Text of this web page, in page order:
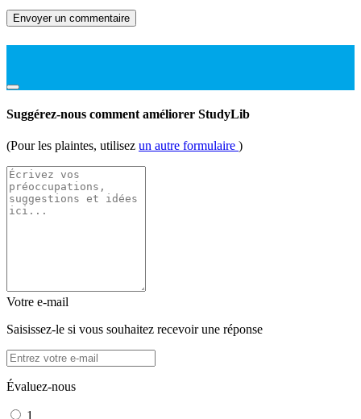
Envoyer un commentaire
Suggérez-nous comment améliorer StudyLib
(Pour les plaintes, utilisez un autre formulaire )
Votre e-mail
Saisissez-le si vous souhaitez recevoir une réponse
Évaluez-nous
1